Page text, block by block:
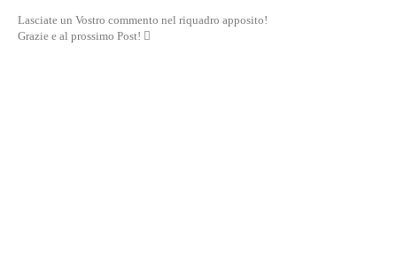
Lasciate un Vostro commento nel riquadro apposito!
Grazie e al prossimo Post! 